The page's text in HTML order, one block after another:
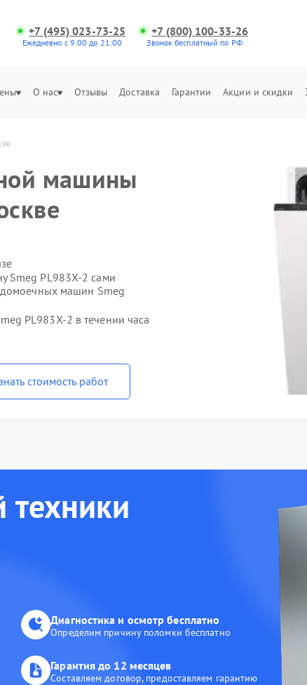
+7 (495) 023-73-25
Ежедневно с 9:00 до 21:00
+7 (800) 100-33-26
Звонок бесплатный по РФ
О нас Отзывы Доставка Гарантии Акции и скидки
машины
Smeg PL983X-2 сами
машин Smeg
PL983X-2 в течении часа
стоимость работ
техники
Диагностика и осмотр бесплатно
Определим причину поломки бесплатно
Гарантия до 12 месяцев
Составляем договор, предоставляем гарантию